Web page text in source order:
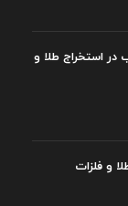
در استخراج طلا و
و فلزات